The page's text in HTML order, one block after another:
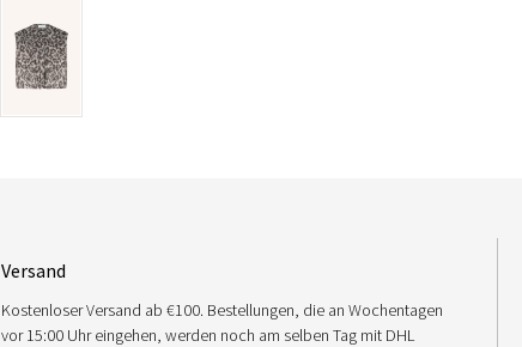
Versand
Kostenloser Versand ab €100. Bestellungen, die an Wochentagen
vor 15:00 Uhr eingehen, werden noch am selben Tag mit DHL